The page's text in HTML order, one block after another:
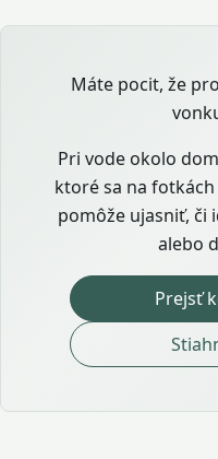
Máte pocit, že
Pri vode okolo
ktoré sa na
pomôže ujasniť, či
alebo
Prejsť